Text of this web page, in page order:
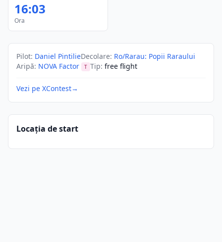
16:03
Ora
Pilot: Daniel PintilieDecolare: Ro/Rarau: Popii Raraului
Aripă: NOVA Factor T Tip: free flight
Vezi pe XContest→
Locația de start